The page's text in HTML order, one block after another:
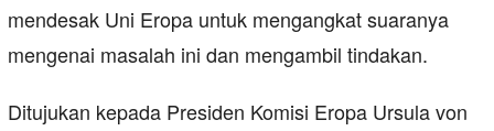
mendesak Uni Eropa untuk mengangkat suaranya
mengenai masalah ini dan mengambil tindakan.
Ditujukan kepada Presiden Komisi Eropa Ursula von